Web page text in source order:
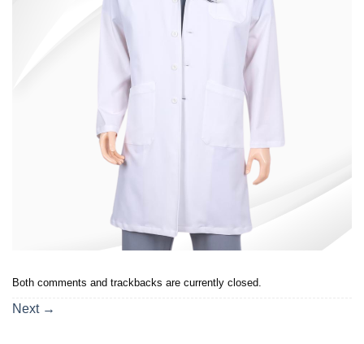
Both comments and trackbacks are currently closed.
Next →